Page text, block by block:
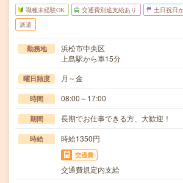
職種未経験OK 交通費別途支給あり 土日祝日
派遣
勤務地
浜松市中央区
上島駅から車15分
曜日頻度 月～金
時間 08:00～17:00
期間 長期でお仕事できる方、大歓迎！
時給 時給1350円
交通費
交通費規定内支給